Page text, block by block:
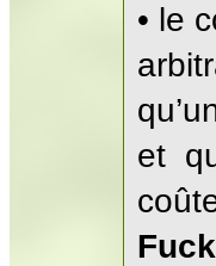
• le
et